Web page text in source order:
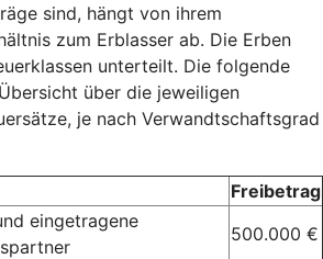
sind, hängt von ihrem
zum Erblasser ab. Die Erben
unterteilt. Die folgende
über die jeweiligen
je nach Verwandtschaftsgrad
Freibetrag
eingetragene
500.000 €